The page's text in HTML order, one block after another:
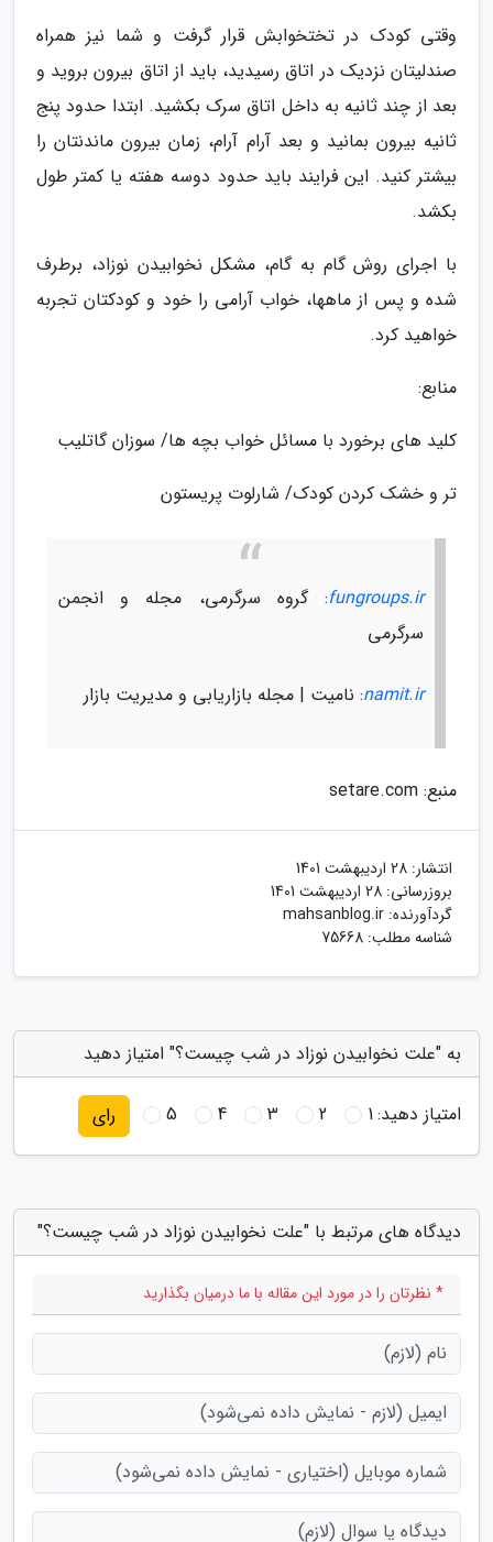
وقتی کودک در تختخوابش قرار گرفت و شما نیز همراه
صندلیتان نزدیک در اتاق رسیدید، باید از اتاق بیرون بروید و
بعد از چند ثانیه به داخل اتاق سرک بکشید. ابتدا حدود پنج
ثانیه بیرون بمانید و بعد آرام آرام، زمان بیرون ماندنتان را
بیشتر کنید. این فرایند باید حدود دوسه هفته یا کمتر طول
بکشد.
با اجرای روش گام به گام، مشکل نخوابیدن نوزاد، برطرف
شده و پس از ماهها، خواب آرامی را خود و کودکتان تجربه
خواهید کرد.
منابع:
کلید های برخورد با مسائل خواب بچه ها/ سوزان گاتلیب
تر و خشک کردن کودک/ شارلوت پریستون
fungroups.ir: گروه سرگرمی، مجله و انجمن
سرگرمی
namit.ir: نامیت | مجله بازاریابی و مدیریت بازار
منبع: setare.com
انتشار: 28 اردیبهشت 1401
بروزرسانی: 28 اردیبهشت 1401
گردآورنده: mahsanblog.ir
شناسه مطلب: 75668
به "علت نخوابیدن نوزاد در شب چیست؟" امتیاز دهید
امتیاز دهید:1
2
3
4
5 رای
دیدگاه های مرتبط با "علت نخوابیدن نوزاد در شب چیست؟"
* نظرتان را در مورد این مقاله با ما درمیان بگذارید